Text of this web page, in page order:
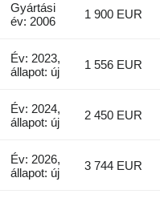
Gyártási
év: 2006
1 900 EUR
Év: 2023,
állapot: új
1 556 EUR
Év: 2024,
állapot: új
2 450 EUR
Év: 2026,
állapot: új
3 744 EUR